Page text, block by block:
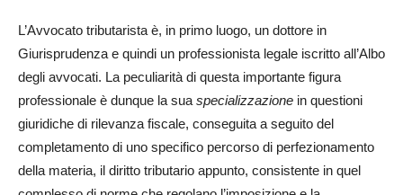
L’Avvocato tributarista è, in primo luogo, un dottore in
Giurisprudenza e quindi un professionista legale iscritto all’Albo
degli avvocati. La peculiarità di questa importante figura
professionale è dunque la sua specializzazione in questioni
giuridiche di rilevanza fiscale, conseguita a seguito del
completamento di uno specifico percorso di perfezionamento
della materia, il diritto tributario appunto, consistente in quel